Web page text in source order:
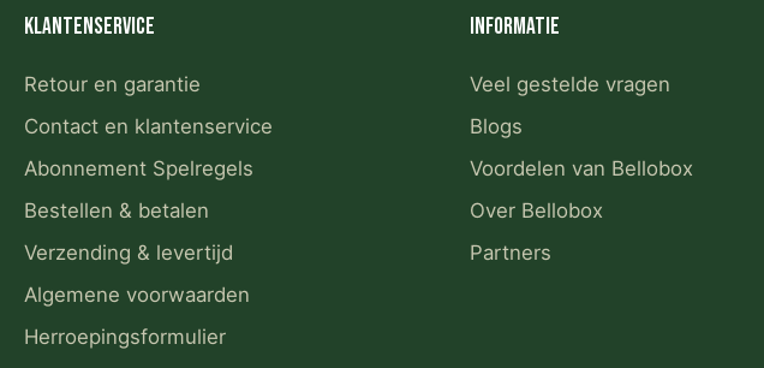
Klantenservice
Retour en garantie
Contact en klantenservice
Abonnement Spelregels
Bestellen & betalen
Verzending & levertijd
Algemene voorwaarden
Herroepingsformulier
Informatie
Veel gestelde vragen
Blogs
Voordelen van Bellobox
Over Bellobox
Partners